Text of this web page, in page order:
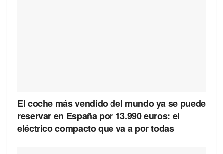
El coche más vendido del mundo ya se puede
reservar en España por 13.990 euros: el
eléctrico compacto que va a por todas